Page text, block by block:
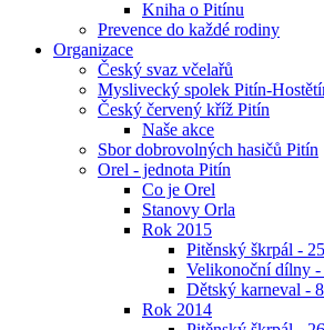
Kniha o Pitínu
Prevence do každé rodiny
Organizace
Český svaz včelařů
Myslivecký spolek Pitín-
Český červený kříž Pitín
Naše akce
Sbor dobrovolných hasičů Pitín
Orel - jednota Pitín
Co je Orel
Stanovy Orla
Rok 2015
Pitěnský škrpál -
Velikonoční dílny -
Dětský karneval -
Rok 2014